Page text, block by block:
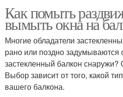
Как помыть
вымыть окна на
Многие обладатели
рано или поздно задумываются
застекленный балкон снаружи?
Выбор зависит от того, какой
вашего балкона.